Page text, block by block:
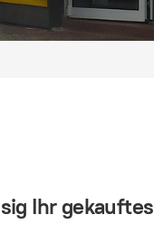
Ihr gekauftes